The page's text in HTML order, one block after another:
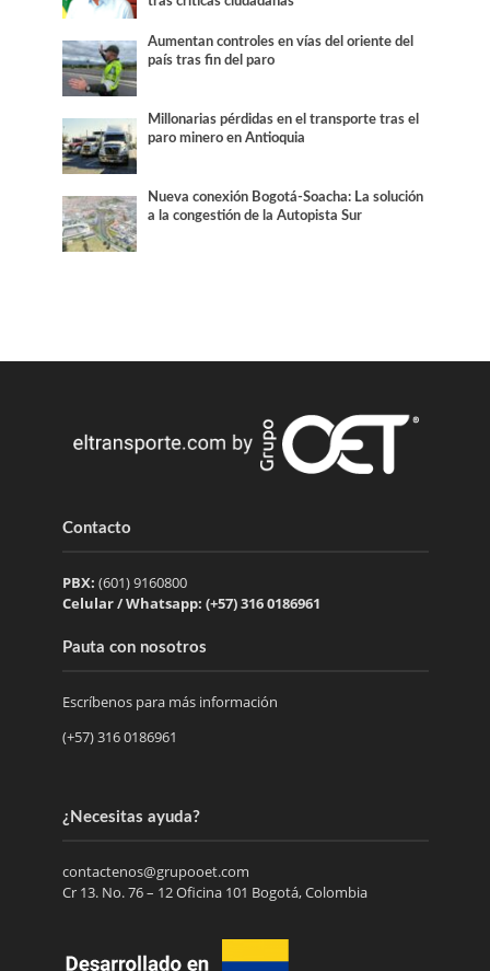
Aumentan controles en vías del oriente del
país tras fin del paro
Millonarias pérdidas en el transporte tras el
paro minero en Antioquia
Nueva conexión Bogotá-Soacha: La solución
a la congestión de la Autopista Sur
Contacto
PBX: (601) 9160800
Celular / Whatsapp: (+57) 316 0186961
Pauta con nosotros
Escríbenos para más información
(+57) 316 0186961
¿Necesitas ayuda?
contactenos@grupooet.com
Cr 13. No. 76 – 12 Oficina 101 Bogotá, Colombia